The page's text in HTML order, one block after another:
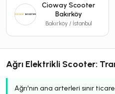
Cioway Scooter
Bakırköy
Bakırköy / İstanbul
Ağrı Elektrikli Scooter:
Ağrı'nın ana arterleri sınır